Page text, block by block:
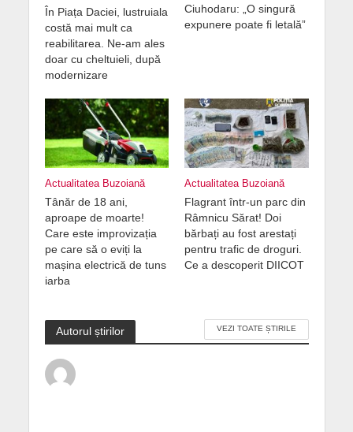
În Piața Daciei, lustruiala
costă mai mult ca
reabilitarea. Ne-am ales
doar cu cheltuieli, după
modernizare
Ciuhodaru: „O singură
expunere poate fi letală”
Actualitatea Buzoiană
Tânăr de 18 ani,
aproape de moarte!
Care este improvizația
pe care să o eviți la
mașina electrică de tuns
iarba
Actualitatea Buzoiană
Flagrant într-un parc din
Râmnicu Sărat! Doi
bărbați au fost arestați
pentru trafic de droguri.
Ce a descoperit DIICOT
Autorul știrilor VEZI TOATE ȘTIRILE